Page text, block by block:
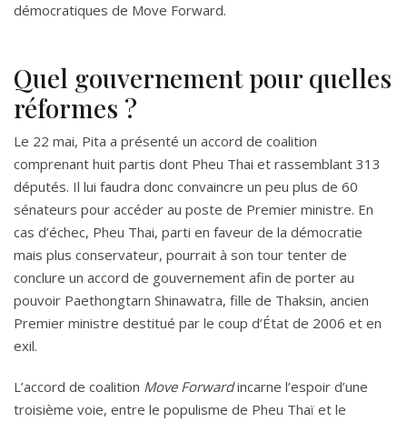
démocratiques de Move Forward.
Quel gouvernement pour quelles
réformes ?
Le 22 mai, Pita a présenté un accord de coalition
comprenant huit partis dont Pheu Thai et rassemblant 313
députés. Il lui faudra donc convaincre un peu plus de 60
sénateurs pour accéder au poste de Premier ministre. En
cas d’échec, Pheu Thai, parti en faveur de la démocratie
mais plus conservateur, pourrait à son tour tenter de
conclure un accord de gouvernement afin de porter au
pouvoir Paethongtarn Shinawatra, fille de Thaksin, ancien
Premier ministre destitué par le coup d’État de 2006 et en
exil.
L’accord de coalition Move Forwardincarne l’espoir d’une
troisième voie, entre le populisme de Pheu Thaï et le